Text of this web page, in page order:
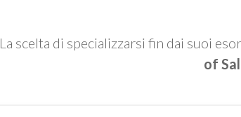
La scelta di specializzarsi fin dai suoi
of